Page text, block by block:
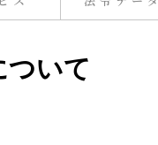
ついて